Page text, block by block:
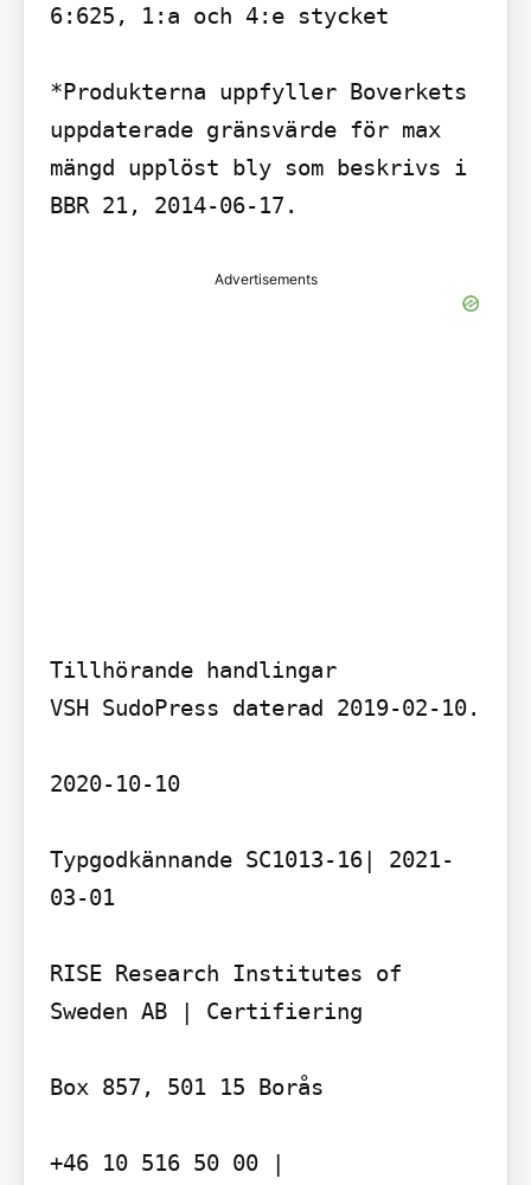
6:625, 1:a och 4:e stycket
*Produkterna uppfyller Boverkets
uppdaterade gränsvärde för max
mängd upplöst bly som beskrivs i
BBR 21, 2014-06-17.
Advertisements
Tillhörande handlingar
VSH SudoPress daterad 2019-02-10.
2020-10-10
Typgodkännande SC1013-16| 2021-
03-01
RISE Research Institutes of
Sweden AB | Certifiering
Box 857, 501 15 Borås
+46 10 516 50 00 |